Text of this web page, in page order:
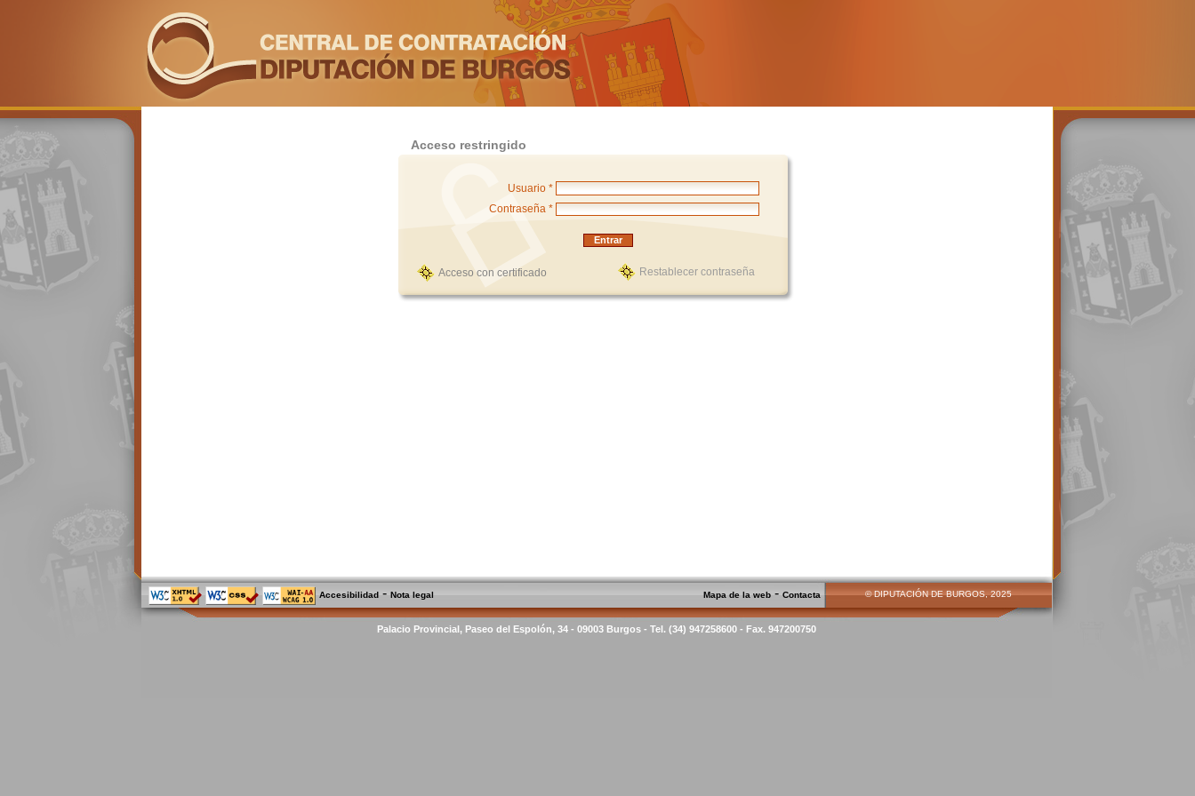
Acceso restringido
Usuario *
Contraseña *
Restablecer contraseña
Acceso con certificado
Accesibilidad -Nota legal Mapa de la web -Contacta © DIPUTACIÓN DE BURGOS, 2025
Palacio Provincial, Paseo del Espolón, 34 - 09003 Burgos - Tel. (34) 947258600 - Fax. 947200750